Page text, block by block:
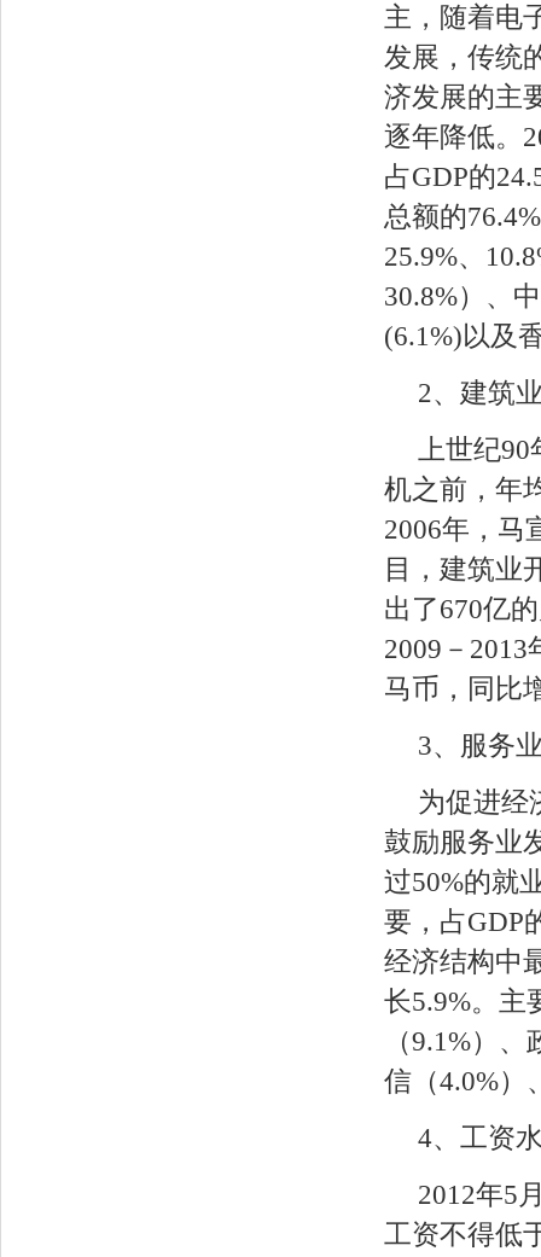
主，随着电
发展，传统
济发展的主
逐年降低。
占GDP的
总额的
25.9%、
30.8%）、
(6.1%)以及
2、建筑
上世纪
机之前，年
2006年，马
目，建筑业
出了670亿
2009－
马币，同比
3、服务
为促进经
鼓励服务业
过50%的就
要，占GDP
经济结构中
长5.9%。主
（9.1%）
信（4.0%）
4、工资
2012年5
工资不得低